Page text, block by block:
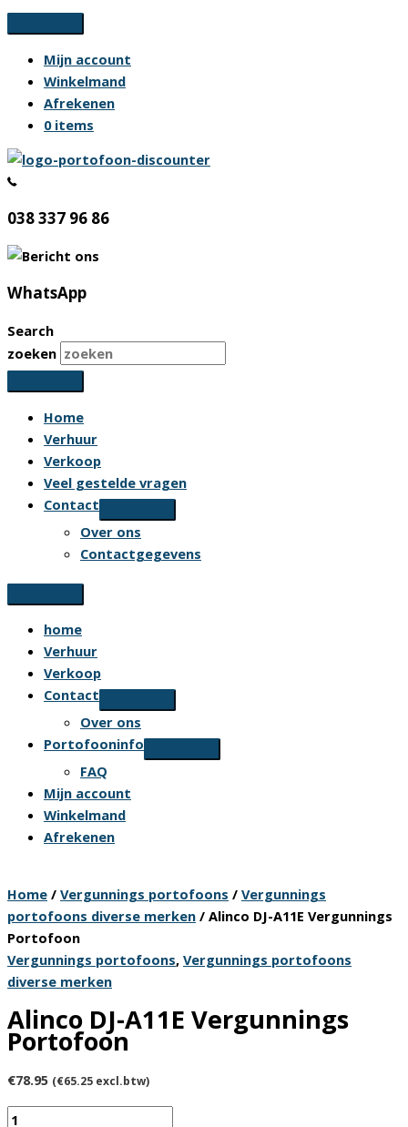
Ga
naar
inhoud
Mijn account
Winkelmand
Afrekenen
0 items
038 337 96 86
WhatsApp
Search
zoeken
Home
Verhuur
Verkoop
Veel gestelde vragen
Contact
Over ons
Contactgegevens
home
Verhuur
Verkoop
Contact
Over ons
Portofooninfo
FAQ
Mijn account
Winkelmand
Afrekenen
Home / Vergunnings portofoons / Vergunnings
portofoons diverse merken / Alinco DJ-A11E Vergunnings
Portofoon
Vergunnings portofoons, Vergunnings portofoons
diverse merken
Alinco DJ-A11E Vergunnings
Portofoon
€78.95 (€65.25 excl.btw)
Alinco